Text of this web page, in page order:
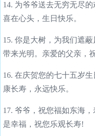
14. 为爷爷送去无穷无尽
喜在心头，生日快乐。
15. 你是大树，为我们遮
带来光明。亲爱的父亲，
16. 在庆贺您的七十五岁
康长寿，永远快乐。
17. 爷爷，祝您福如东海
是幸福，祝您乐观长寿!